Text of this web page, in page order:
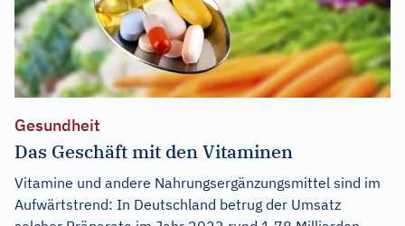
Gesundheit
Das Geschäft mit den Vitaminen
Vitamine und andere Nahrungsergänzungsmittel sind im
Aufwärtstrend: In Deutschland betrug der Umsatz